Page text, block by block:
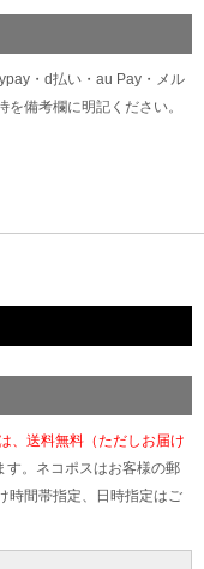
・d払い・au Pay・メル
備考欄に明記ください。
、送料無料（ただしお届け
す。ネコポスはお客様の郵
時間帯指定、日時指定はご